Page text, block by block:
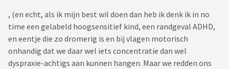
, (en echt, als ik mijn best wil doen dan heb ik denk ik in no
time een gelabeld hoogsensitief kind, een randgeval ADHD,
en eentje die zo dromerig is en bij vlagen motorisch
onhandig dat we daar wel iets concentratie dan wel
dyspraxie-achtigs aan kunnen hangen. Maar we redden ons